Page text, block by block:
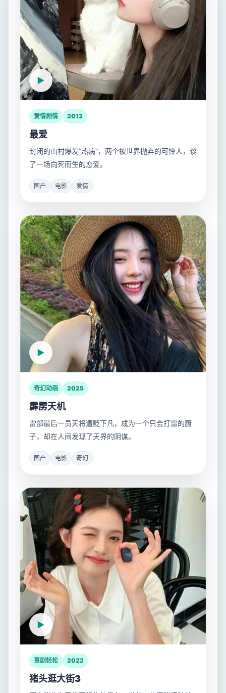
爱情剧情 2012
最爱
封闭的山村爆发“热病”，两个被世界抛弃的可怜人，谈
了一场向死而生的恋爱。
国产 电影 爱情
奇幻动画 2025
霹雳天机
雷部最后一员天将遭贬下凡，成为一个只会打雷的厨
子，却在人间发现了天界的阴谋。
国产 电影 奇幻
喜剧轻松 2022
猪头逛大街3